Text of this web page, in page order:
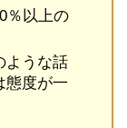
％以上の
ような話
態度が一